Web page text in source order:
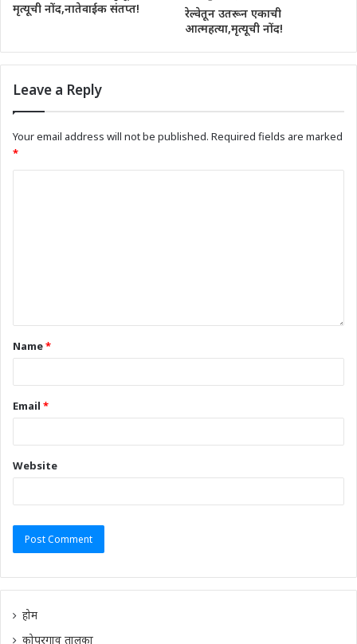
मृत्यूची नोंद,नातेवाईक संतप्त!
रेल्वेतून उतरून एकाची
आत्महत्या,मृत्यूची नोंद!
Leave a Reply
Your email address will not be published. Required fields are marked
*
Name*
Email *
Website
होम
कोपरगाव तालुका